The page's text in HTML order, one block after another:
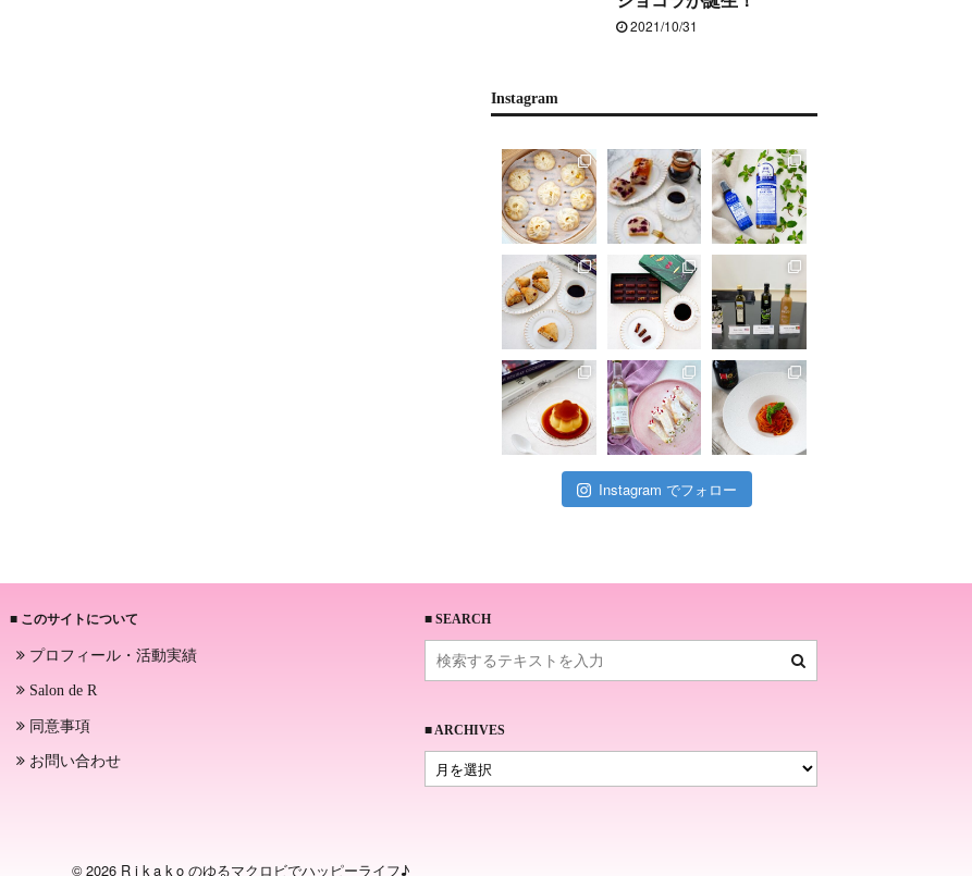
2021/10/31
Instagram
Instagram でフォロー
■ このサイトについて
プロフィール・活動実績
Salon de R
同意事項
お問い合わせ
■ SEARCH
■ ARCHIVES
© 2026 R i k a k o のゆるマクロビでハッピーライフ♪